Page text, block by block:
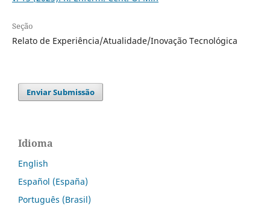
Seção
Relato de Experiência/Atualidade/Inovação Tecnológica
Enviar Submissão
Idioma
English
Español (España)
Português (Brasil)